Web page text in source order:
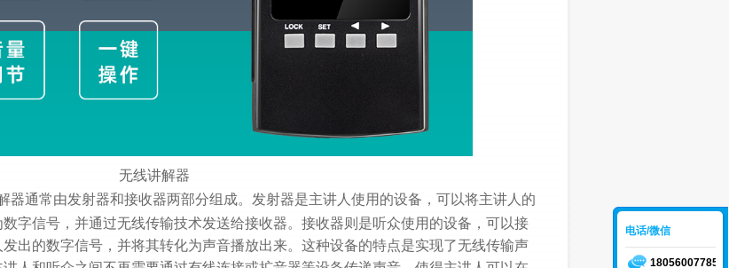
电话/微信
18056007785
无线讲解器
器通常由发射器和接收器两部分组成。发射器是主讲人使用的设备，可以将主讲人的
字信号，并通过无线传输技术发送给接收器。接收器则是听众使用的设备，可以接
出的数字信号，并将其转化为声音播放出来。这种设备的特点是实现了无线传输声